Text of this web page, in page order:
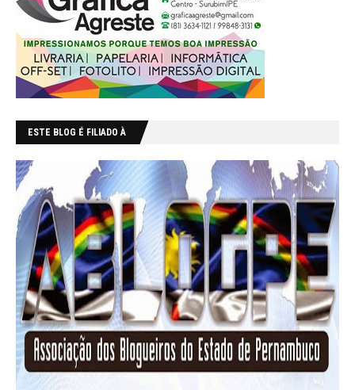
ESTE BLOG É FILIADO À